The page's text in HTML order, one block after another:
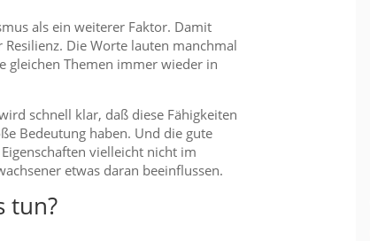
als ein weiterer Faktor. Damit
Die Worte lauten manchmal
gleichen Themen immer wieder in
schnell klar, daß diese Fähigkeiten
Bedeutung haben. Und die gute
vielleicht nicht im
etwas daran beeinflussen.
tun?